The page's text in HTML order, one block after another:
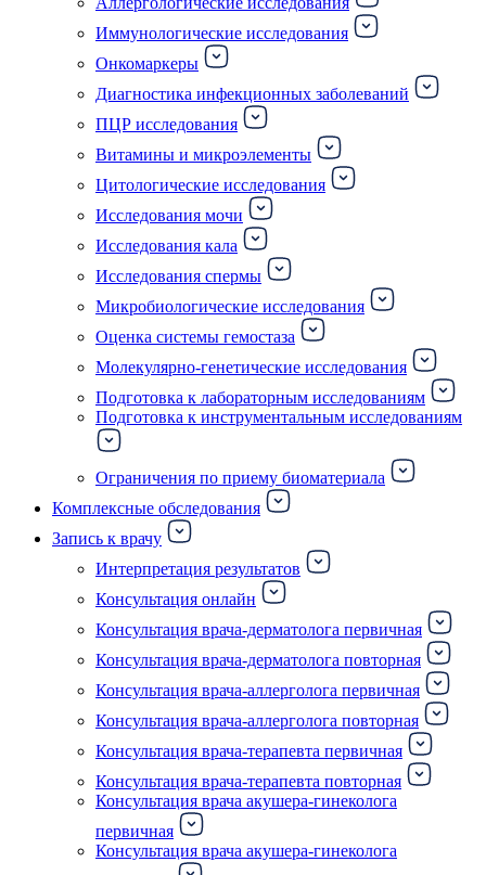
Иммунологические исследования
Онкомаркеры
Диагностика инфекционных заболеваний
ПЦР исследования
Витамины и микроэлементы
Цитологические исследования
Исследования мочи
Исследования кала
Исследования спермы
Микробиологические исследования
Оценка системы гемостаза
Молекулярно-генетические исследования
Подготовка к лабораторным исследованиям
Подготовка к инструментальным исследованиям
Ограничения по приему биоматериала
Комплексные обследования
Запись к врачу
Интерпретация результатов
Консультация онлайн
Консультация врача-дерматолога первичная
Консультация врача-дерматолога повторная
Консультация врача-аллерголога первичная
Консультация врача-аллерголога повторная
Консультация врача-терапевта первичная
Консультация врача-терапевта повторная
Консультация врача акушера-гинеколога
первичная
Консультация врача акушера-гинеколога